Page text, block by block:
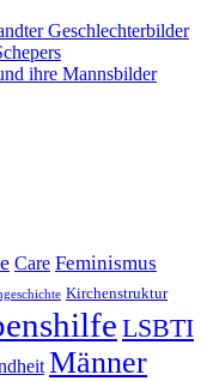
Geschlechterbilder
ihre Mannsbilder
Care Feminismus
Kirchenstruktur
LSBTI
Männer